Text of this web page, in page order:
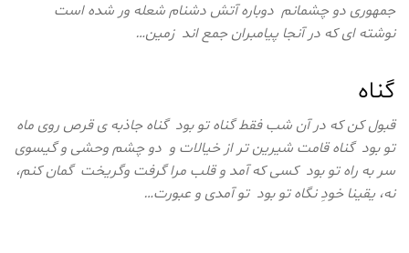
جمهوری دو چشمانم دوباره آتش دشنام شعله ور شده است
نوشته ای که در آنجا پیامبران جمع اند زمین…
گناه
قبول کن که در آن شب فقط گناه تو بود گناه جاذبه ی قرص روی ماه
تو بود گناه قامت شیرین تر از خیالات و دو چشم وحشی و گیسوی
سر به راه تو بود کسی که آمد و قلب مرا گرفت وگریخت گمان کنم،
نه، یقینا خودِ نگاه تو بود تو آمدی و عبورت…